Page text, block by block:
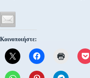
Κοινοποιήστε: